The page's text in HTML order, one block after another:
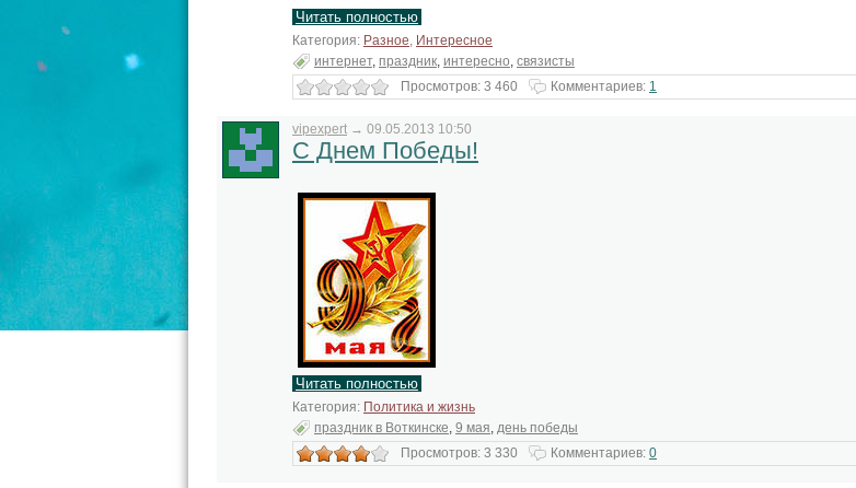
Читать полностью
Категория: Разное, Интересное
интернет, праздник, интересно, связисты
Просмотров: 3 460
Комментариев: 1
vipexpert → 09.05.2013 10:50
С Днем Победы!
Читать полностью
Категория: Политика и жизнь
праздник в Воткинске, 9 мая, день победы
Просмотров: 3 330
Комментариев: 0